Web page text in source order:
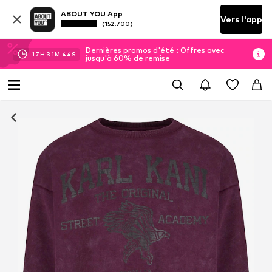
ABOUT YOU App
(152.700) Vers l'app
17H 31M 44 S
Dernières promos d'été : Offres avec
jusqu'à 60% de remise